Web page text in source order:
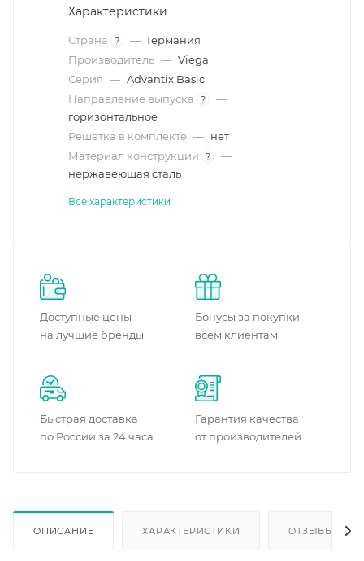
Характеристики
Страна ? — Германия
Производитель — Viega
Серия — Advantix Basic
Направление выпуска
?
—
горизонтальное
Решетка в комплекте — нет
Материал конструкции
?
—
нержавеющая сталь
Все характеристики
Доступные цены
на лучшие бренды
Бонусы за покупки
всем клиентам
Быстрая доставка
по России за 24 часа
Гарантия качества
от производителей
ОПИСАНИЕ ХАРАКТЕРИСТИКИ ОТЗЫВЫ